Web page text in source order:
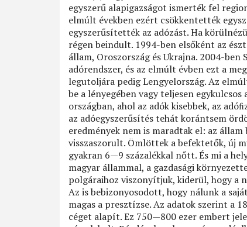
egyszerű alapigazságot ismerték fel
elmúlt években ezért csökkentették
egyszerűsítették az adózást. Ha
régen beindult. 1994-ben elsőként az
állam, Oroszország és Ukrajna. 2004-ben
adórendszer, és az elmúlt évben ezt a
legutoljára pedig Lengyelország. Az
be a lényegében vagy teljesen
országban, ahol az adók kisebbek, az
az adóegyszerűsítés tehát korántsem
eredmények nem is maradtak el: az
visszaszorult. Ömlöttek a befektetők, új
gyakran 6—9 százalékkal nőtt. És mi a
magyar állammal, a gazdasági
polgáraihoz viszonyítjuk, kiderül, hogy a
Az is bebizonyosodott, hogy nálunk a
magas a presztízse. Az adatok szerint a
céget alapít. Ez 750—800 ezer embert